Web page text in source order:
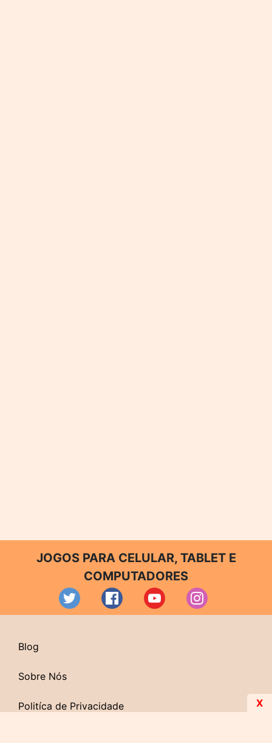
JOGOS PARA CELULAR, TABLET E
COMPUTADORES
Blog
Sobre Nós
Politíca de Privacidade X